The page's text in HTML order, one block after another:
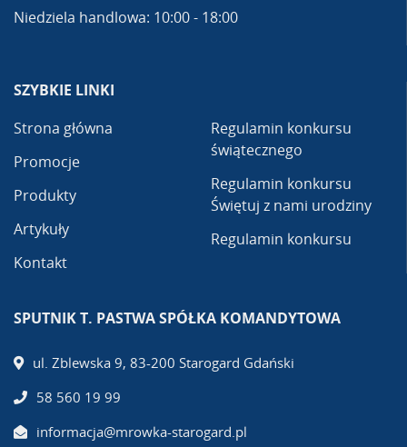
Niedziela handlowa: 10:00 - 18:00
SZYBKIE LINKI
Strona główna
Promocje
Produkty
Artykuły
Kontakt
Regulamin konkursu
świątecznego
Regulamin konkursu
Świętuj z nami urodziny
Regulamin konkursu
SPUTNIK T. PASTWA SPÓŁKA KOMANDYTOWA
ul. Zblewska 9, 83-200 Starogard Gdański
58 560 19 99
informacja@mrowka-starogard.pl